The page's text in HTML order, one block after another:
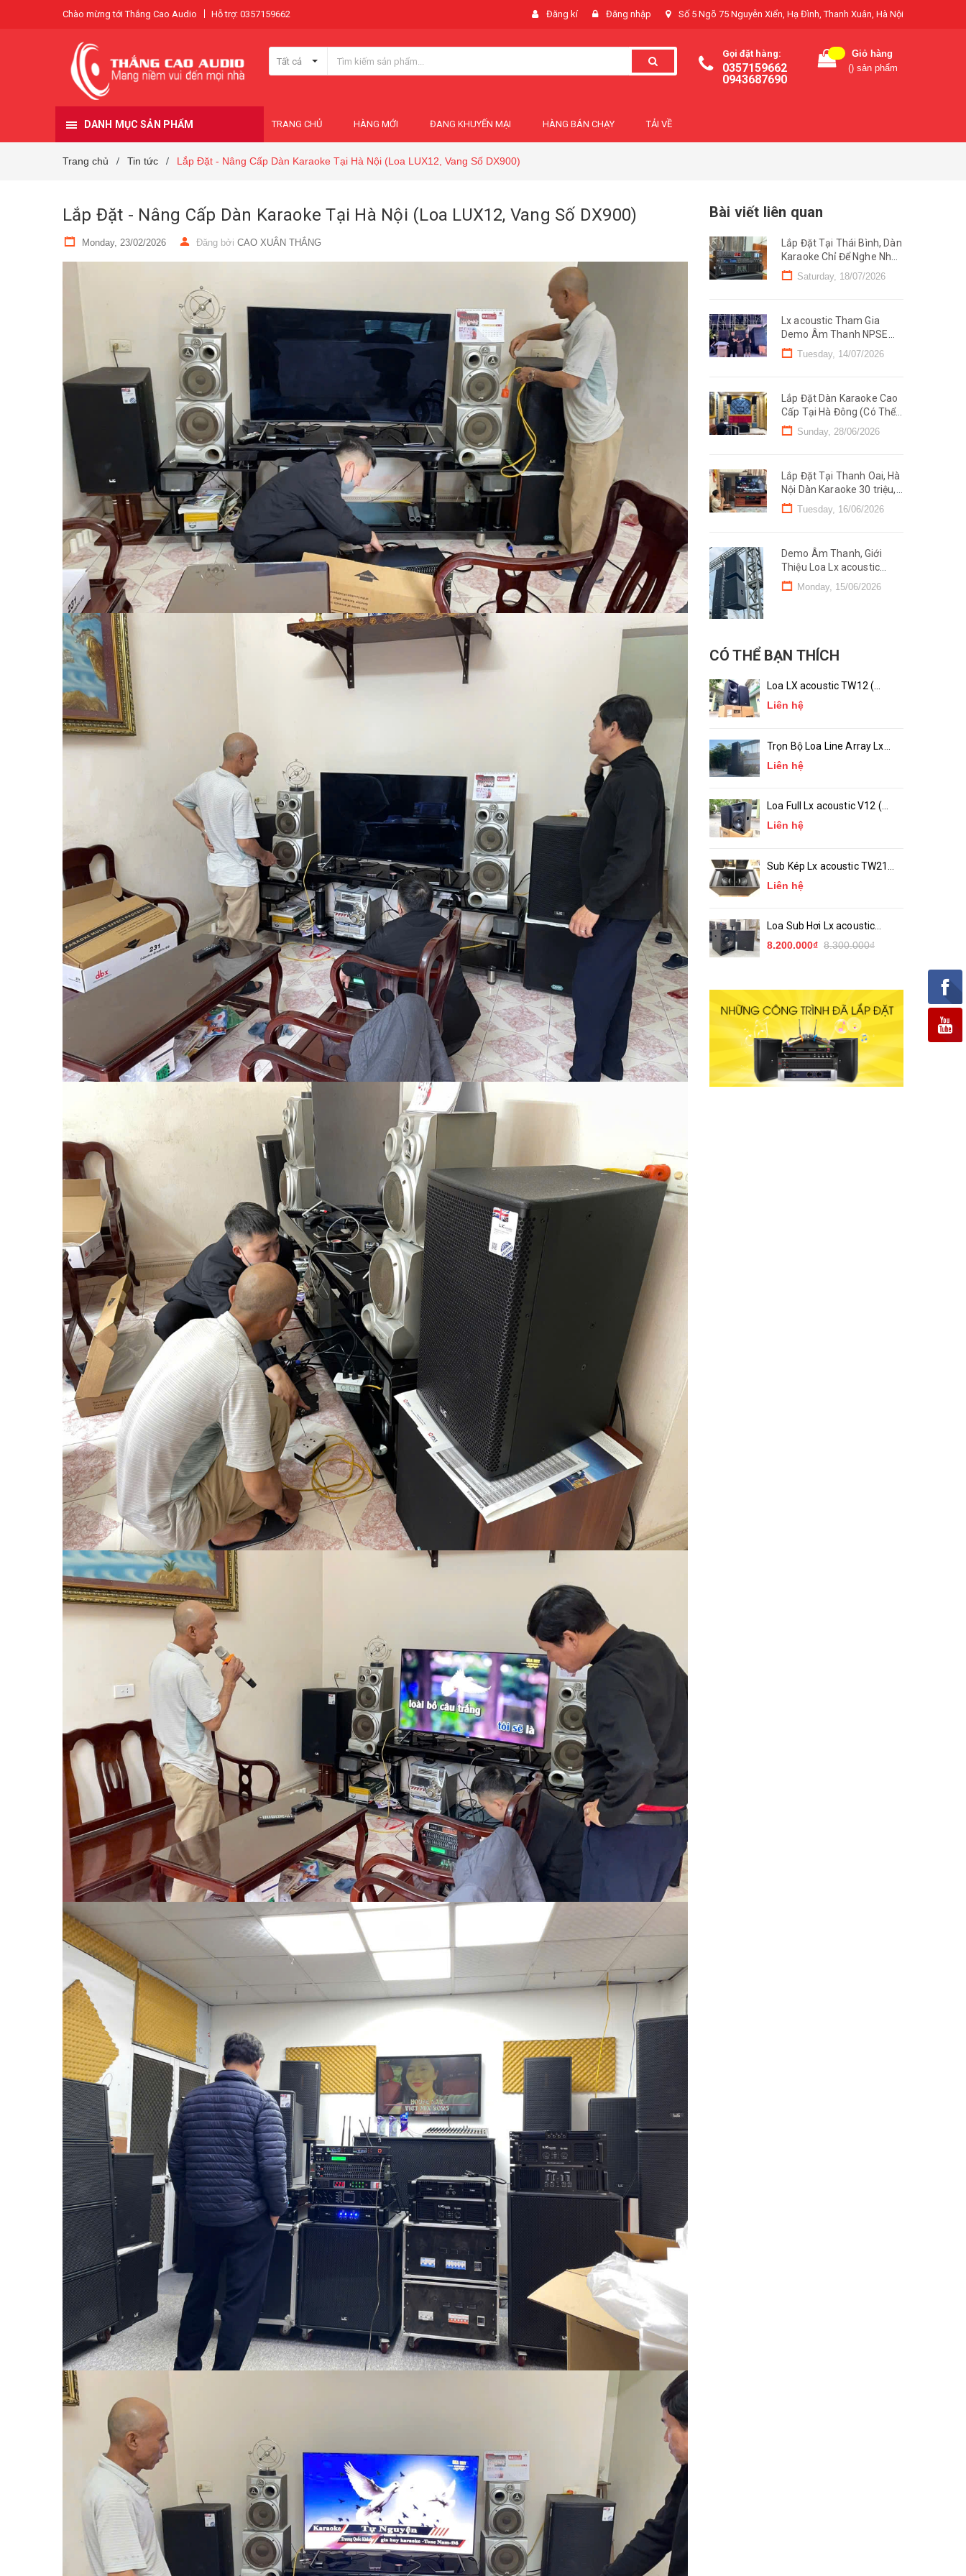
Chào mừng tới Thắng Cao Audio Hỗ trợ: 0357159662 Đăng kí Đăng nhập Số 5 Ngõ 75 Nguyễn Xiển, Hạ Đình, Thanh Xuân, Hà Nội
Tất cả
Gọi đặt hàng:
0357159662
0943687690
Giỏ hàng
() sản phẩm
DANH MỤC SẢN PHẨM TRANG CHỦ HÀNG MỚI ĐANG KHUYẾN MẠI HÀNG BÁN CHẠY TẢI VỀ
Trang chủ / Tin tức / Lắp Đặt - Nâng Cấp Dàn Karaoke Tại Hà Nội (Loa LUX12, Vang Số DX900)
Lắp Đặt - Nâng Cấp Dàn Karaoke Tại Hà Nội (Loa LUX12, Vang Số DX900)
Monday, 23/02/2026 Đăng bởi CAO XUÂN THẮNG
Bài viết liên quan
Lắp Đặt Tại Thái Bình, Dàn
Karaoke Chỉ Để Nghe Nhạc
Chỉ 29 triệu
Saturday, 18/07/2026
Lx acoustic Tham Gia
Demo Âm Thanh NPSE
2026 Tại Hà Nam, Ninh
Bình (Line Mono)
Tuesday, 14/07/2026
Lắp Đặt Dàn Karaoke Cao
Cấp Tại Hà Đông (Có Thể
Kinh Doanh) Chỉ 89 triệu
Sunday, 28/06/2026
Lắp Đặt Tại Thanh Oai, Hà
Nội Dàn Karaoke 30 triệu,
Đồng Bộ Lx acoustic
Tuesday, 16/06/2026
Demo Âm Thanh, Giới
Thiệu Loa Lx acoustic
VT122 tại Cẩm Khê, Phú
Thọ
Monday, 15/06/2026
CÓ THỂ BẠN THÍCH
Loa LX acoustic TW12 (
Bass 30 ) Chính Hãng
Liên hệ
Trọn Bộ Loa Line Array Lx
acoustic LA-10, LA-18 (
chính hãng )
Liên hệ
Loa Full Lx acoustic V12 (
bass 30 ) Chính Hãng
Liên hệ
Sub Kép Lx acoustic TW218
( Sub Hầm 2 Bass 50 )_
Chính Hãng
Liên hệ
Loa Sub Hơi Lx acoustic
TW15S ( bass 40 )
8.200.000₫ 8.300.000₫